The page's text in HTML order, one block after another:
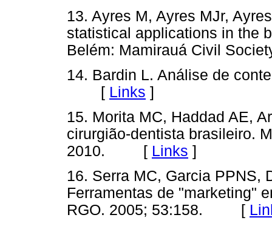
13. Ayres M, Ayres MJr,
statistical applications in the
Belém: Mamirauá Civil
14. Bardin L. Análise de
[ Links ]
15. Morita MC, Haddad AE,
cirurgião-dentista brasileiro.
2010. [ Links ]
16. Serra MC, Garcia PPNS,
Ferramentas de "marketing"
RGO. 2005; 53:158. [